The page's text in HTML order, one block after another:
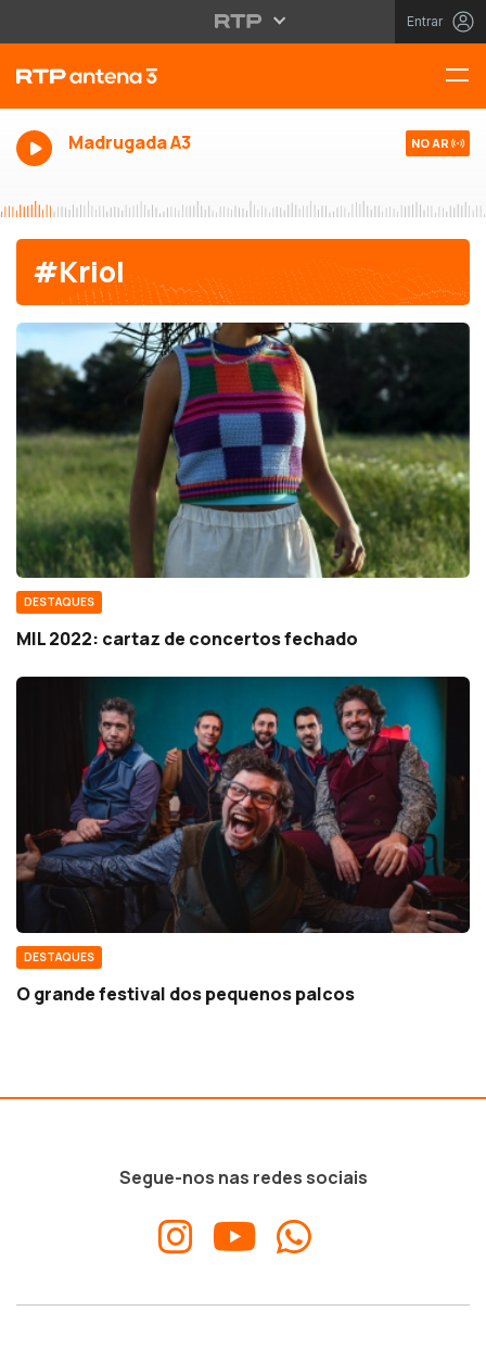
Entrar
Madrugada A3 NO AR
#Kriol
DESTAQUES
MIL 2022: cartaz de concertos fechado
DESTAQUES
O grande festival dos pequenos palcos
Segue-nos nas redes sociais